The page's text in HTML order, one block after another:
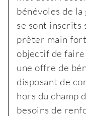
le
a
les
bénévoles de
se sont inscrits
prêter main
objectif de
une offre de
disposant de
hors du champ
besoins de